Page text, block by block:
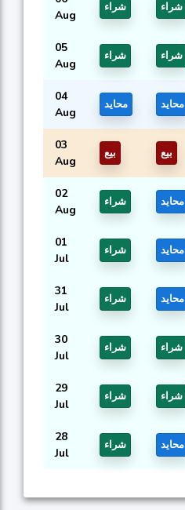
Aug
شراء شراء
05
Aug
شراء شراء
04
Aug
محايد محايد
03
Aug
بيع بيع
02
Aug
شراء محايد
01
Jul
شراء محايد
31
Jul
شراء محايد
30
Jul
شراء شراء
29
Jul
شراء شراء
28
Jul
شراء محايد